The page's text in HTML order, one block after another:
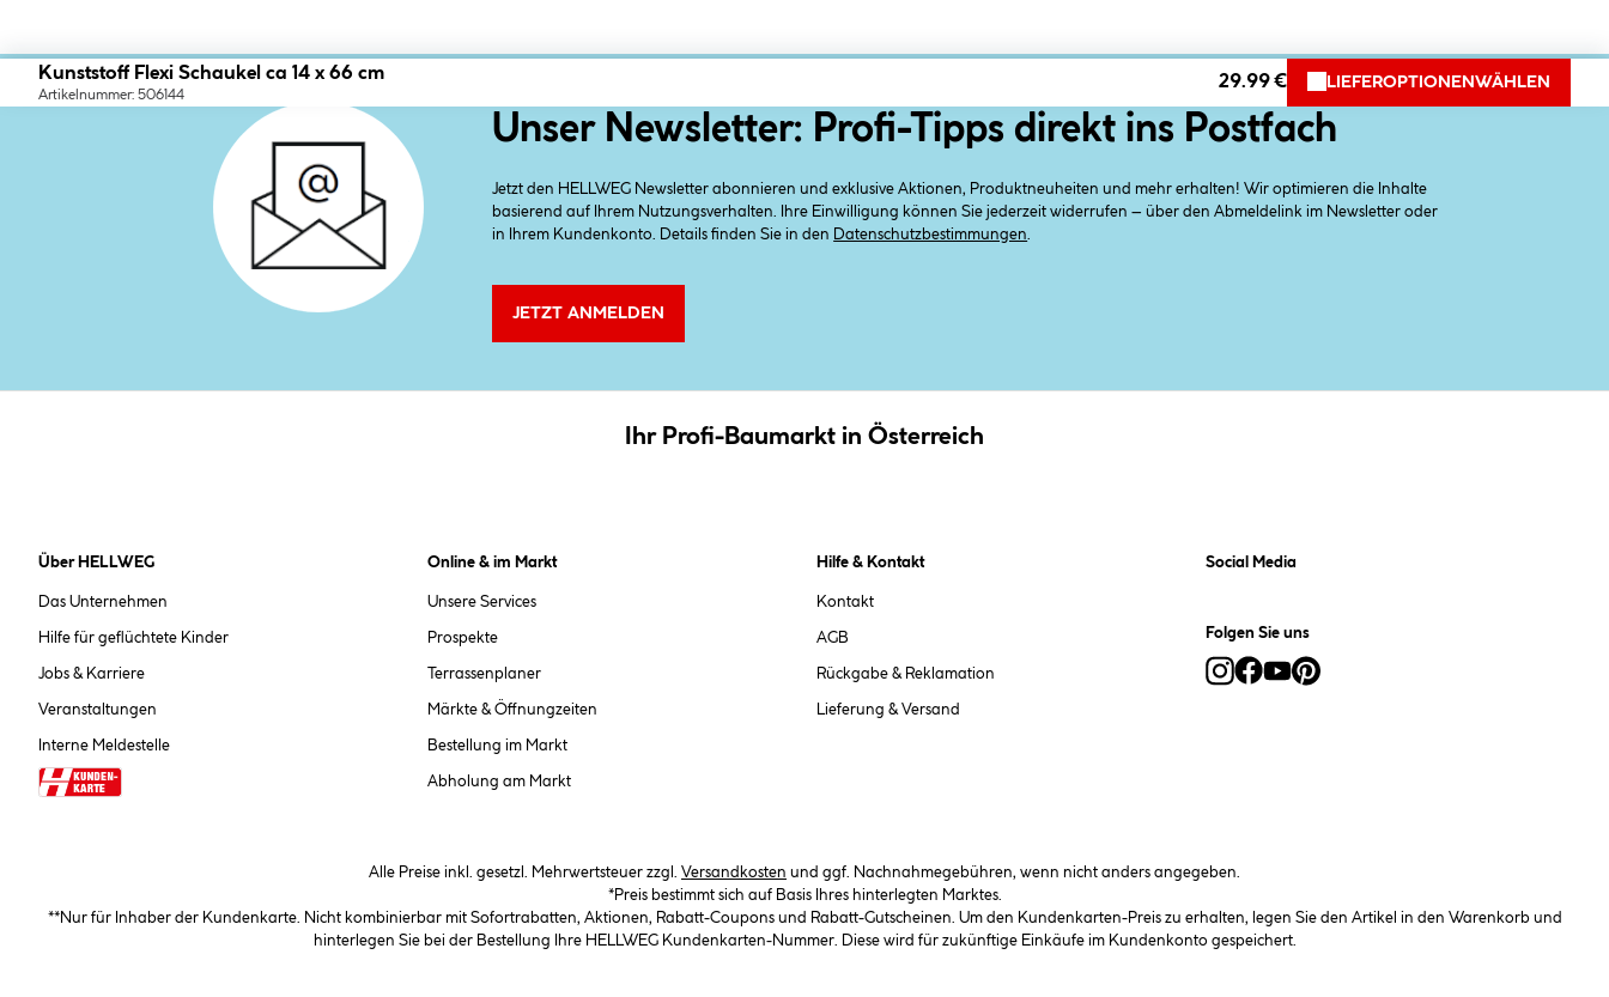
Kunststoff Flexi Schaukel ca 14 x 66 cm
Artikelnummer: 506144
29.99 € LIEFEROPTIONEN WÄHLEN
Unser Newsletter: Profi-Tipps direkt ins Postfach
Jetzt den HELLWEG Newsletter abonnieren und exklusive Aktionen, Produktneuheiten und mehr erhalten! Wir optimieren die Inhalte
basierend auf Ihrem Nutzungsverhalten. Ihre Einwilligung können Sie jederzeit widerrufen – über den Abmeldelink im Newsletter oder
in Ihrem Kundenkonto. Details finden Sie in den
Datenschutzbestimmungen
JETZT ANMELDEN
Ihr Profi-Baumarkt in Österreich
Über HELLWEG
Das Unternehmen
Hilfe für geflüchtete Kinder
Jobs & Karriere
Veranstaltungen
Interne Meldestelle
Online & im Markt
Unsere Services
Prospekte
Terrassenplaner
Märkte & Öffnungzeiten
Bestellung im Markt
Abholung am Markt
Hilfe & Kontakt
Kontakt
AGB
Rückgabe & Reklamation
Lieferung & Versand
Social Media
Folgen Sie uns
Alle Preise inkl. gesetzl. Mehrwertsteuer zzgl. Versandkosten und ggf. Nachnahmegebühren, wenn nicht anders angegeben.
*Preis bestimmt sich auf Basis Ihres hinterlegten Marktes.
**Nur für Inhaber der Kundenkarte. Nicht kombinierbar mit Sofortrabatten, Aktionen, Rabatt-Coupons und Rabatt-Gutscheinen. Um den Kundenkarten-Preis zu erhalten, legen Sie den Artikel in den Warenkorb und
hinterlegen Sie bei der Bestellung Ihre HELLWEG Kundenkarten-Nummer. Diese wird für zukünftige Einkäufe im Kundenkonto gespeichert.